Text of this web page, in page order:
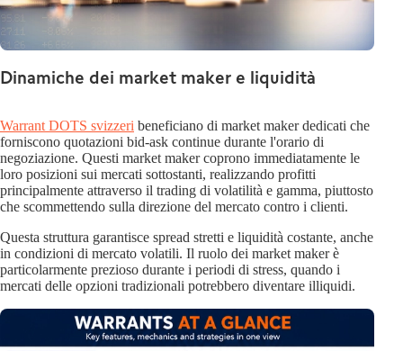
Dinamiche dei market maker e liquidità
Warrant DOTS svizzeri beneficiano di market maker dedicati che
forniscono quotazioni bid-ask continue durante l'orario di
negoziazione. Questi market maker coprono immediatamente le
loro posizioni sui mercati sottostanti, realizzando profitti
principalmente attraverso il trading di volatilità e gamma, piuttosto
che scommettendo sulla direzione del mercato contro i clienti.
Questa struttura garantisce spread stretti e liquidità costante, anche
in condizioni di mercato volatili. Il ruolo dei market maker è
particolarmente prezioso durante i periodi di stress, quando i
mercati delle opzioni tradizionali potrebbero diventare illiquidi.